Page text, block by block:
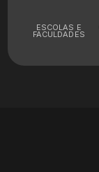
ESCOLAS E
FACULDADES